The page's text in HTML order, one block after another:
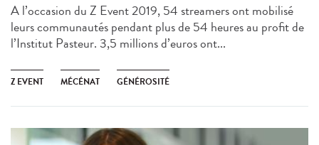
A l’occasion du Z Event 2019, 54 streamers ont mobilisé
leurs communautés pendant plus de 54 heures au profit de
l’Institut Pasteur. 3,5 millions d’euros ont...
Z EVENT MÉCÉNAT GÉNÉROSITÉ